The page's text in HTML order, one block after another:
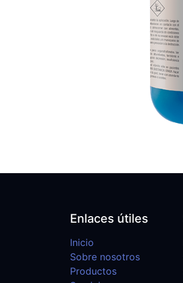
Enlaces útiles
Inicio
Sobre nosotros
Productos